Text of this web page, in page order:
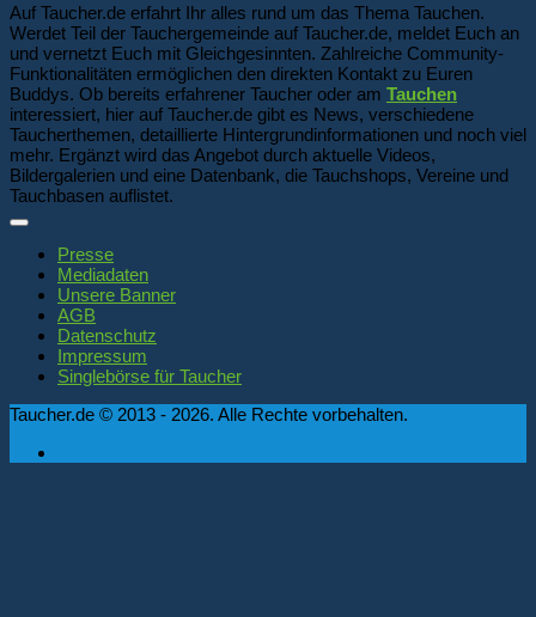
Auf Taucher.de erfahrt Ihr alles rund um das Thema Tauchen.
Werdet Teil der Tauchergemeinde auf Taucher.de, meldet Euch an
und vernetzt Euch mit Gleichgesinnten. Zahlreiche Community-
Funktionalitäten ermöglichen den direkten Kontakt zu Euren
Buddys. Ob bereits erfahrener Taucher oder am Tauchen
interessiert, hier auf Taucher.de gibt es News, verschiedene
Taucherthemen, detaillierte Hintergrundinformationen und noch viel
mehr. Ergänzt wird das Angebot durch aktuelle Videos,
Bildergalerien und eine Datenbank, die Tauchshops, Vereine und
Tauchbasen auflistet.
Presse
Mediadaten
Unsere Banner
AGB
Datenschutz
Impressum
Singlebörse für Taucher
Taucher.de © 2013 - 2026. Alle Rechte vorbehalten.